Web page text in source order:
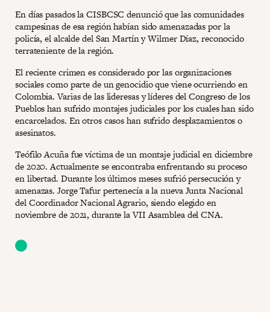
En días pasados la CISBCSC denunció que las comunidades
campesinas de esa región habían sido amenazadas por la
policía, el alcalde del San Martín y Wilmer Díaz, reconocido
terrateniente de la región.
El reciente crimen es considerado por las organizaciones
sociales como parte de un genocidio que viene ocurriendo en
Colombia. Varias de las lideresas y líderes del Congreso de los
Pueblos han sufrido montajes judiciales por los cuales han sido
encarcelados. En otros casos han sufrido desplazamientos o
asesinatos.
Teófilo Acuña fue víctima de un montaje judicial en diciembre
de 2020. Actualmente se encontraba enfrentando su proceso
en libertad. Durante los últimos meses sufrió persecución y
amenazas. Jorge Tafur pertenecía a la nueva Junta Nacional
del Coordinador Nacional Agrario, siendo elegido en
noviembre de 2021, durante la VII Asamblea del CNA.